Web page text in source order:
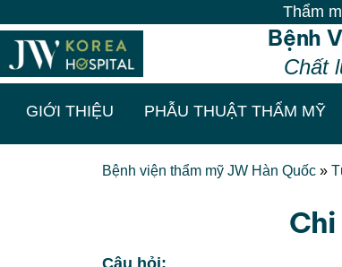
Thẩm mỹ
Bệnh
Chất
GIỚI THIỆU PHẪU THUẬT THẨM MỸ
Bệnh viện thẩm mỹ JW Hàn Quốc »
Câu hỏi: